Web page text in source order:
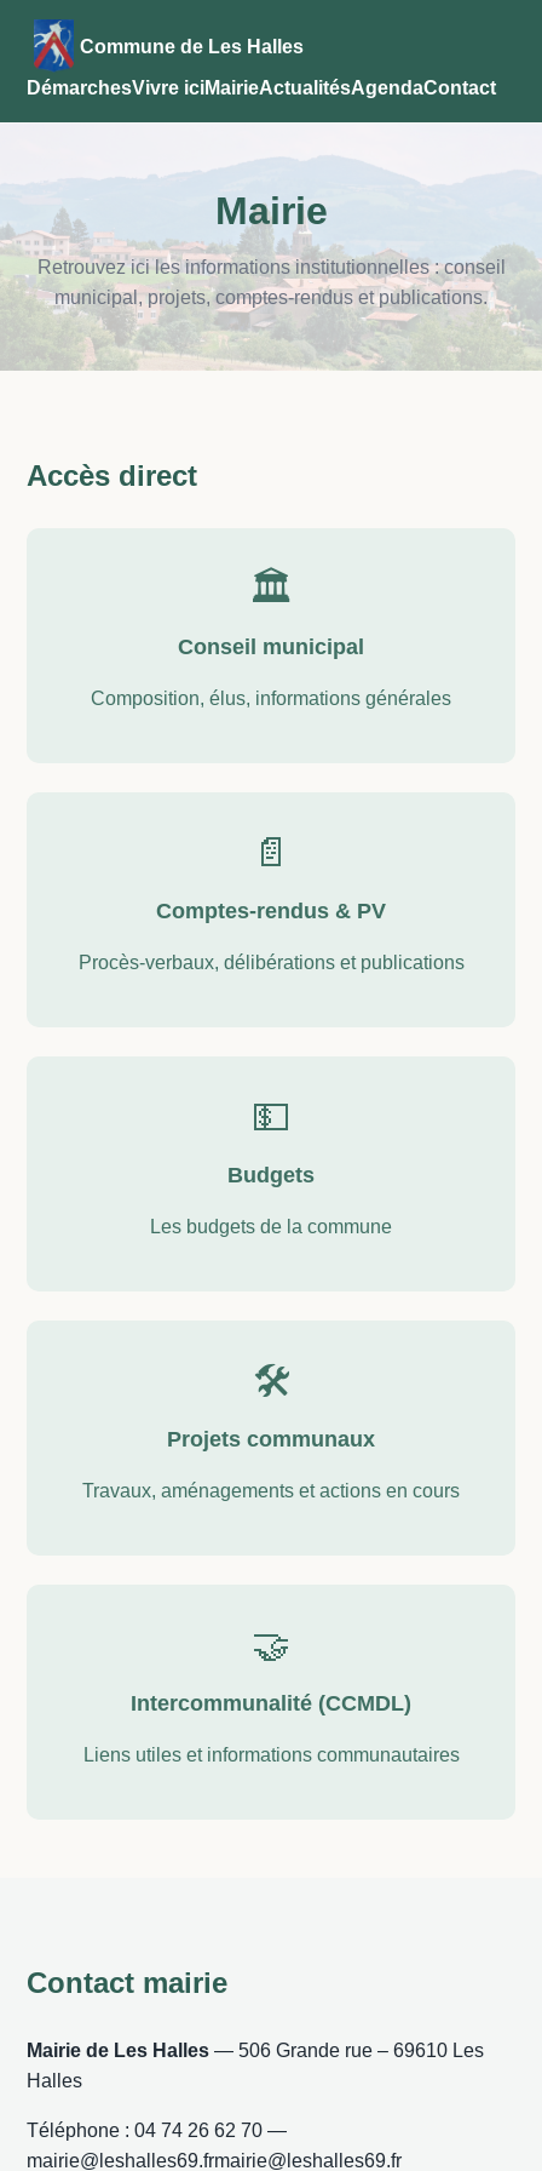
Commune de Les Halles
DémarchesVivre iciMairieActualitésAgendaContact
Mairie
Retrouvez ici les informations institutionnelles : conseil
municipal, projets, comptes-rendus et publications.
Accès direct
🏛️
Conseil municipal
Composition, élus, informations générales
📄
Comptes-rendus & PV
Procès-verbaux, délibérations et publications
💵
Budgets
Les budgets de la commune
🛠️
Projets communaux
Travaux, aménagements et actions en cours
🤝
Intercommunalité (CCMDL)
Liens utiles et informations communautaires
Contact mairie
Mairie de Les Halles — 506 Grande rue – 69610 Les
Halles
Téléphone : 04 74 26 62 70 —
mairie@leshalles69.frmairie@leshalles69.fr